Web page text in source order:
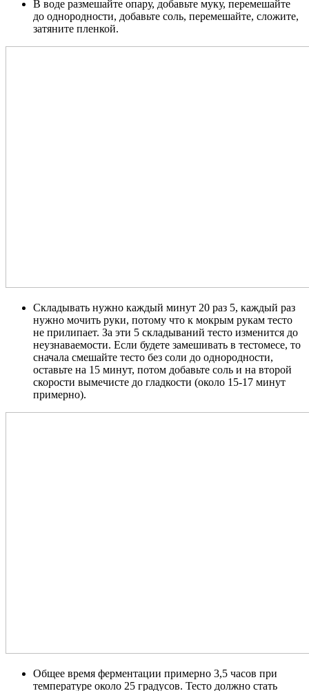
В воде размешайте опару, добавьте муку, перемешайте
до однородности, добавьте соль, перемешайте, сложите,
затяните пленкой.
Складывать нужно каждый минут 20 раз 5, каждый раз
нужно мочить руки, потому что к мокрым рукам тесто
не прилипает. За эти 5 складываний тесто изменится до
неузнаваемости. Если будете замешивать в тестомесе, то
сначала смешайте тесто без соли до однородности,
оставьте на 15 минут, потом добавьте соль и на второй
скорости вымечисте до гладкости (около 15-17 минут
примерно).
Общее время ферментации примерно 3,5 часов при
температуре около 25 градусов. Тесто должно стать